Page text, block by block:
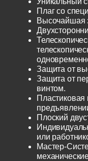
Плаг со
Высочайшая
Защита от
Защита от
винтом.
Пластиковая
Плоский
или
Мастер-